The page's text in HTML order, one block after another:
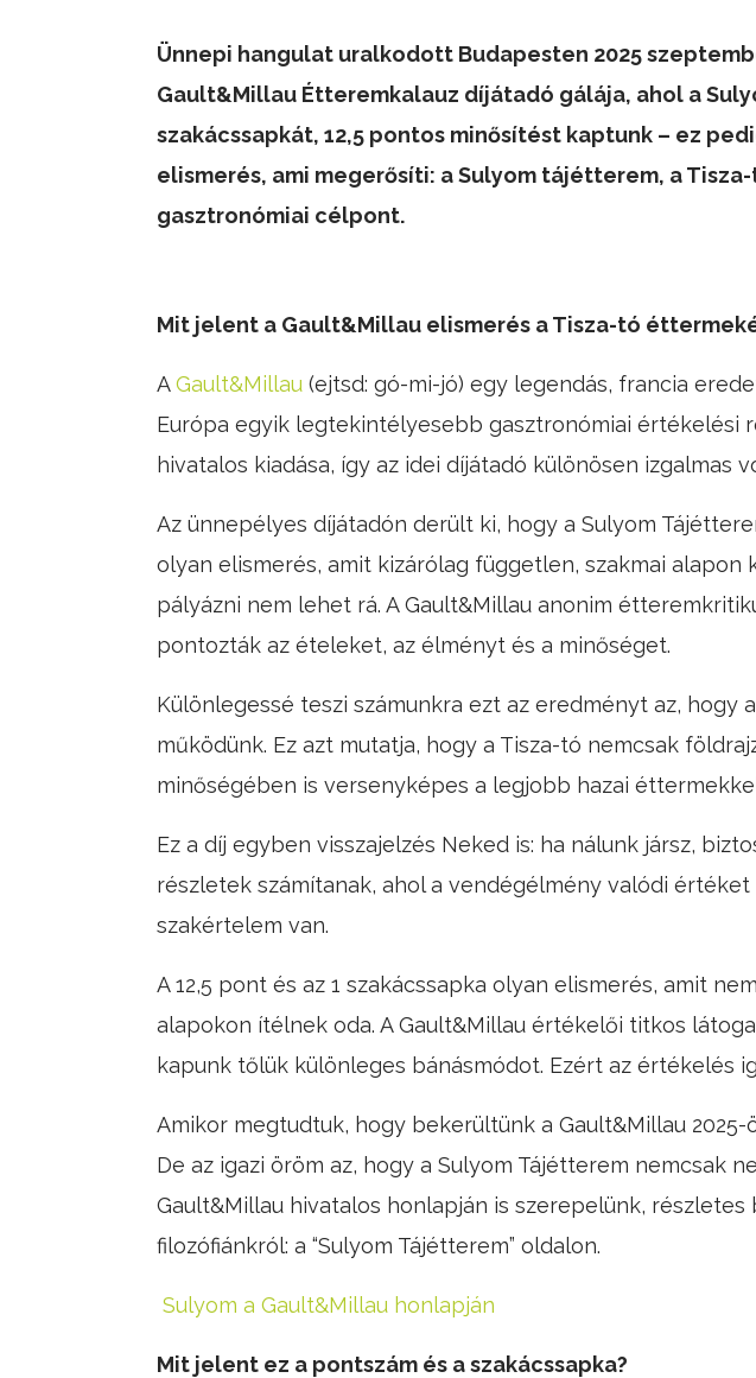
Ünnepi hangulat uralkodott Budapesten 2025
Gault&Millau Étteremkalauz díjátadó gálája, ahol a
szakácssapkát, 12,5 pontos minősítést kaptunk – ez
elismerés, ami megerősíti: a Sulyom tájétterem, a
gasztronómiai célpont.
Mit jelent a Gault&Millau elismerés a Tisza-tó
AGault&Millau (ejtsd: gó-mi-jó) egy legendás, francia
Európa egyik legtekintélyesebb gasztronómiai értékelési
hivatalos kiadása, így az idei díjátadó különösen izgalmas
Az ünnepélyes díjátadón derült ki, hogy a Sulyom
olyan elismerés, amit kizárólag független, szakmai
pályázni nem lehet rá. A Gault&Millau anonim
pontozták az ételeket, az élményt és a minőséget.
Különlegessé teszi számunkra ezt az eredményt az,
működünk. Ez azt mutatja, hogy a Tisza-tó nemcsak
minőségében is versenyképes a legjobb hazai
Ez a díj egyben visszajelzés Neked is: ha nálunk jársz,
részletek számítanak, ahol a vendégélmény valódi
szakértelem van.
A 12,5 pont és az 1 szakácssapka olyan elismerés, amit
alapokon ítélnek oda. A Gault&Millau értékelői titkos
kapunk tőlük különleges bánásmódot. Ezért az értékelés
Amikor megtudtuk, hogy bekerültünk a Gault&Millau
De az igazi öröm az, hogy a Sulyom Tájétterem nemcsak
Gault&Millau hivatalos honlapján is szerepelünk,
filozófiánkról: a “Sulyom Tájétterem” oldalon.
Sulyom a Gault&Millau honlapján
Mit jelent ez a pontszám és a szakácssapka?